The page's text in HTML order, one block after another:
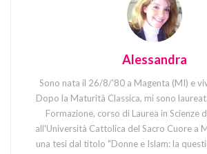
Alessandra
Sono nata il 26/8/'80 a Magenta (MI) e
Dopo la Maturità Classica, mi sono
Formazione, corso di Laurea in Scienze
all'Università Cattolica del Sacro Cuore a
una tesi dal titolo "Donne e Islam: la